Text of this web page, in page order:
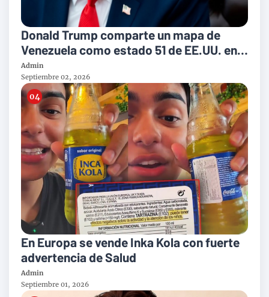
Donald Trump comparte un mapa de
Venezuela como estado 51 de EE.UU. en
su red social
Admin
Septiembre 02, 2026
En Europa se vende Inka Kola con fuerte
advertencia de Salud
Admin
Septiembre 01, 2026